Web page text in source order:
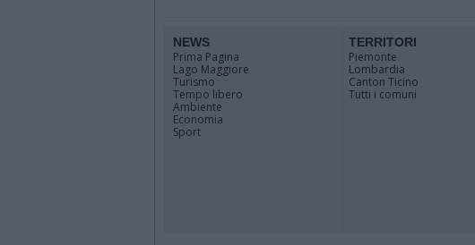
NEWS
Prima Pagina
Lago Maggiore
Turismo
Tempo libero
Ambiente
Economia
Sport
TERRITORI
Piemonte
Lombardia
Canton Ticino
Tutti i comuni